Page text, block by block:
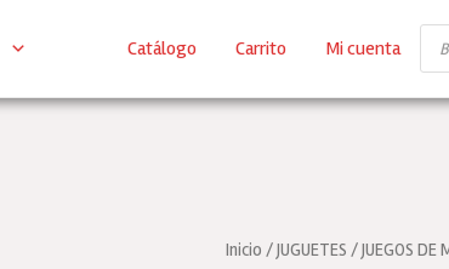
Catálogo Carrito Mi cuenta
Inicio /JUGUETES /JUEGOS DE